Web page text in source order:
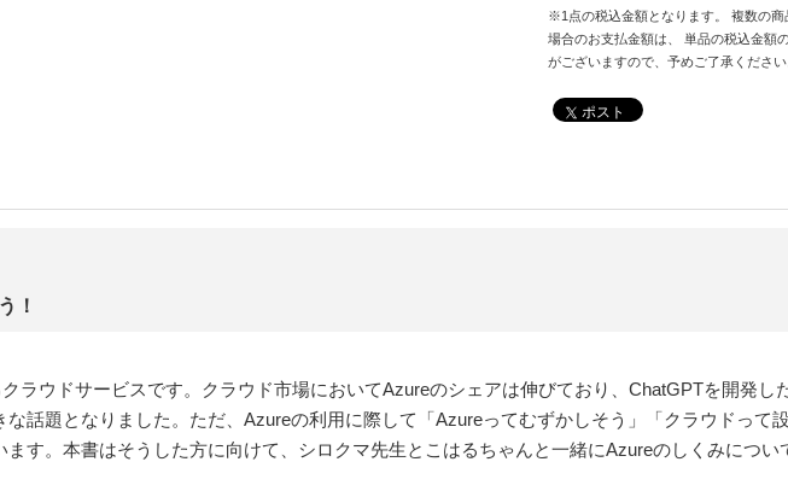
※1点の税込金額となります。 複数の商
場合のお支払金額は、 単品の税込金額
がございますので、予めご了承ください
ポスト
！
ラウドサービスです。クラウド市場においてAzureのシェアは伸びており、ChatGPTを開発し
話題となりました。ただ、Azureの利用に際して「Azureってむずかしそう」「クラウドって
す。本書はそうした方に向けて、シロクマ先生とこはるちゃんと一緒にAzureのしくみについ